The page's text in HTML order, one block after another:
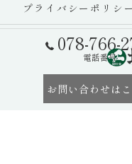
078-766-
電話番号
お問い合わせは
プライバシーポリシー
© 2026 神戸市の造園業